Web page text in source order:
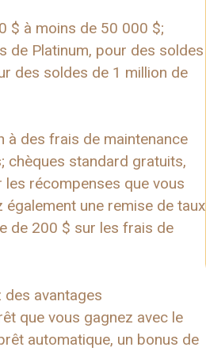
$ à moins de 50 000 $;
de Platinum, pour des soldes
des soldes de 1 million de
à des frais de maintenance
chèques standard gratuits,
récompenses que vous
une remise de taux
de 200 $ sur les frais de
des avantages
que vous gagnez avec le
automatique, un bonus de